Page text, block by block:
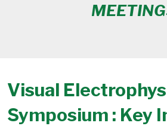
Visual
Symposium : Key